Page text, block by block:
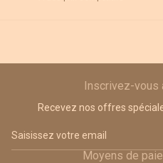
Inscrivez-vous
Recevez nos offres
Moyens de